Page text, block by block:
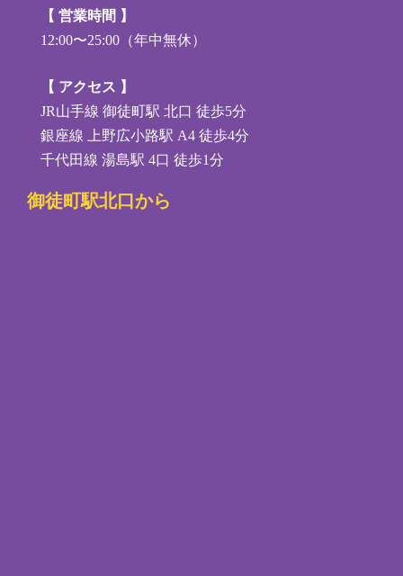
【 営業時間 】
12:00〜25:00（年中無休）
【 アクセス 】
JR山手線 御徒町駅 北口 徒歩5分
銀座線
上野広小路駅 A4 徒歩4分
千代田線 湯島駅 4口 徒歩1分
御徒町駅北口から